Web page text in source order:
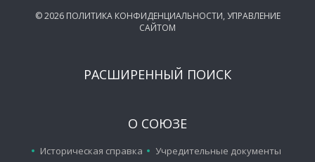
©2026 ПОЛИТИКА КОНФИДЕНЦИАЛЬНОСТИ, УПРАВЛЕНИЕ
САЙТОМ
РАСШИРЕННЫЙ ПОИСК
О СОЮЗЕ
Историческая справка
Учредительные документы